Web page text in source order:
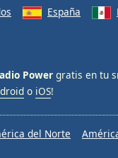
España
Power gratis en tu
o iOS!
del Norte